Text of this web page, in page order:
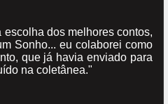
dos melhores contos,
Sonho... eu colaborei como
que já havia enviado para
na coletânea."